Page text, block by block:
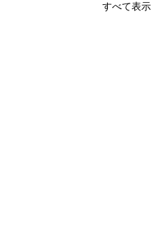
すべて表示